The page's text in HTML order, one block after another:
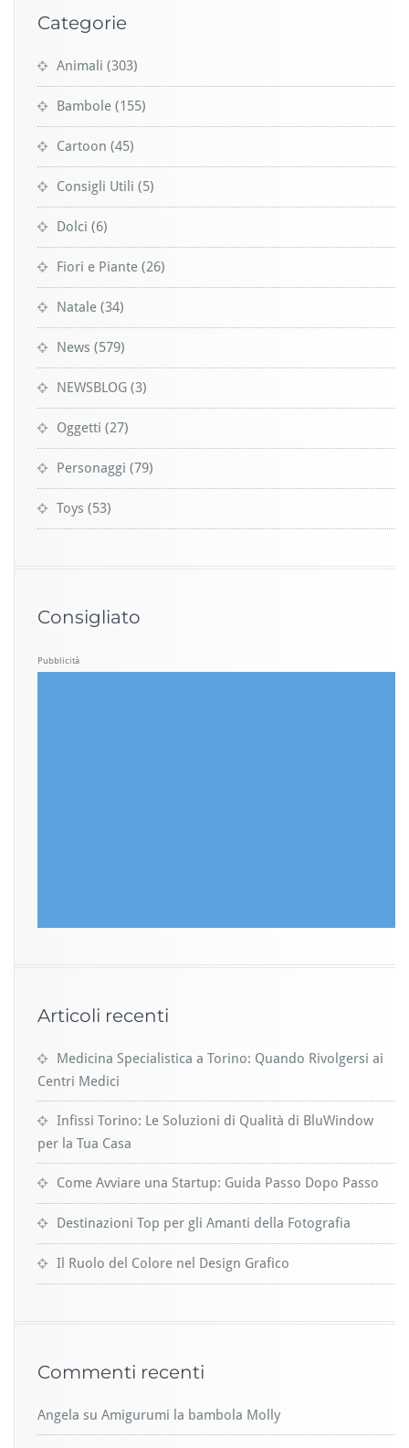
Categorie
Animali (303)
Bambole (155)
Cartoon (45)
Consigli Utili (5)
Dolci (6)
Fiori e Piante (26)
Natale (34)
News (579)
NEWSBLOG (3)
Oggetti (27)
Personaggi (79)
Toys (53)
Consigliato
Pubblicità
Articoli recenti
Medicina Specialistica a Torino: Quando Rivolgersi ai
Centri Medici
Infissi Torino: Le Soluzioni di Qualità di BluWindow
per la Tua Casa
Come Avviare una Startup: Guida Passo Dopo Passo
Destinazioni Top per gli Amanti della Fotografia
Il Ruolo del Colore nel Design Grafico
Commenti recenti
Angela su Amigurumi la bambola Molly